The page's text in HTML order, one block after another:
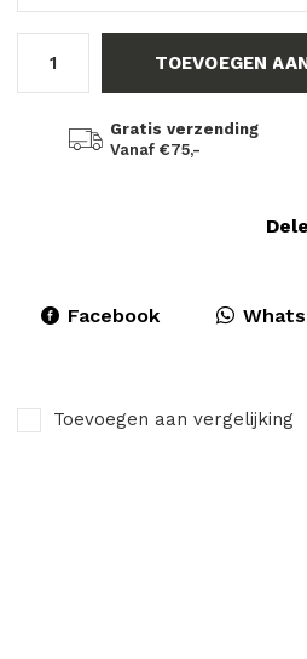
TOEVOEGEN
Gratis verzending
Vanaf €75,-
Facebook
Toevoegen aan vergelijking